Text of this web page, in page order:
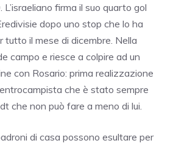
L’israeliano firma il suo quarto gol
dopo uno stop che lo ha
il mese di dicembre. Nella
campo e riesce a colpire ad un
con Rosario: prima realizzazione
che è stato sempre
che non può fare a meno di lui.
di casa possono esultare per